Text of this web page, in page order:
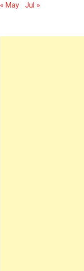
« May Jul »